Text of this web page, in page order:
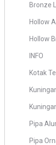
Bronze
Hollow
Hollow
INFO
Kotak
Pipa
Pipa